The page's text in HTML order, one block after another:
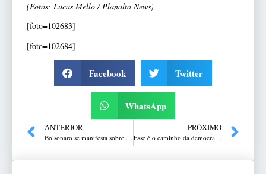
(Fotos: Lucas Mello / Planalto News)
[foto=102683]
[foto=102684]
Facebook Twitter
WhatsApp
ANTERIOR
Bolsonaro se manifesta sobre atos em Brasília
PRÓXIMO
Esse é o caminho da democracia?